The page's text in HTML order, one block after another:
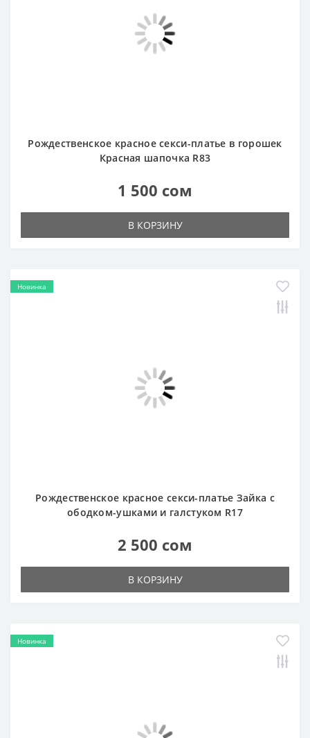
Рождественское красное секси-платье в горошек
Красная шапочка R83
1 500 сом
В КОРЗИНУ
Новинка
Рождественское красное секси-платье Зайка с
ободком-ушками и галстуком R17
2 500 сом
В КОРЗИНУ
Новинка